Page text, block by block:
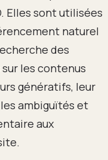
Elles sont utilisées
naturel
des
les contenus
génératifs, leur
ambiguïtés et
aux